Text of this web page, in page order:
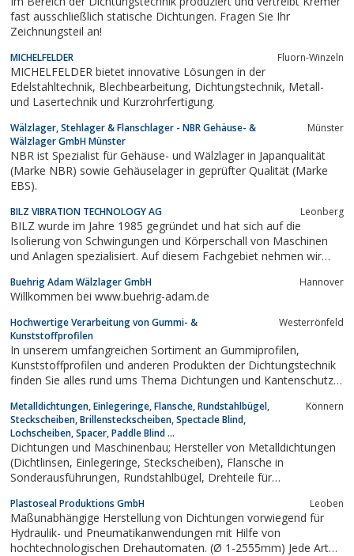
fabrikatsunabhängigHydraulik-Pumpen Reparatur...
fast ausschließlich statische Dichtungen. Fragen Sie Ihr
Zeichnungsteil an!
MICHELFELDER Fluorn-Winzeln
MICHELFELDER bietet innovative Lösungen in der
Edelstahltechnik, Blechbearbeitung, Dichtungstechnik, Metall-
und Lasertechnik und Kurzrohrfertigung.
Wälzlager, Stehlager & Flanschlager - NBR Gehäuse- &
Wälzlager GmbH Münster
Münster
NBR ist Spezialist für Gehäuse- und Wälzlager in Japanqualität
(Marke NBR) sowie Gehäuselager in geprüfter Qualität (Marke
EBS).
BILZ VIBRATION TECHNOLOGY AG Leonberg
BILZ wurde im Jahre 1985 gegründet und hat sich auf die
Isolierung von Schwingungen und Körperschall von Maschinen
und Anlagen spezialisiert. Auf diesem Fachgebiet nehmen wir
und Anlagenbaus sowie der Automobilindustrie und deren
Zulieferer ein. Unsere Produktpalette...
Buehrig Adam Wälzlager GmbH Hannover
Willkommen bei www.buehrig-adam.de
Hochwertige Verarbeitung von Gummi- &
Kunststoffprofilen
Westerrönfeld
In unserem umfangreichen Sortiment an Gummiprofilen,
Kunststoffprofilen und anderen Produkten der Dichtungstechnik
finden Sie alles rund ums Thema Dichtungen und Kantenschutz.
günstig für sie Anbieten
Metalldichtungen, Einlegeringe, Flansche, Rundstahlbügel,
Steckscheiben, Brillensteckscheiben, Spectacle Blind,
Lochscheiben, Spacer, Paddle Blind ...
Könnern
Dichtungen und Maschinenbau; Hersteller von Metalldichtungen
(Dichtlinsen, Einlegeringe, Steckscheiben), Flansche in
Sonderausführungen, Rundstahlbügel, Drehteile für
Maschinenbau
Plastoseal Produktions GmbH Leoben
Maßunabhängige Herstellung von Dichtungen vorwiegend für
Hydraulik- und Pneumatikanwendungen mit Hilfe von
hochtechnologischen Drehautomaten. (Ø 1-2555mm) Jede Art